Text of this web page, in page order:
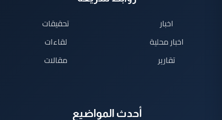
اخبار
اخبار محلية
تقارير
تحقيقات
لقاءات
مقالات
أحدث المواضيع